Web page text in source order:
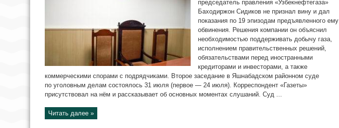
председатель правления «Узбекнефтегаза»
Баходиржон Сидиков не признал вину и дал
показания по 19 эпизодам предъявленного ему
обвинения. Решения компании он объяснил
необходимостью поддерживать добычу газа,
исполнением правительственных решений,
обязательствами перед иностранными
кредиторами и инвесторами, а также
коммерческими спорами с подрядчиками. Второе заседание в Яшнабадском районном суде
по уголовным делам состоялось 31 июля (первое — 24 июля). Корреспондент «Газеты»
присутствовал на нём и рассказывает об основных моментах слушаний. Суд ...
Читать далее »